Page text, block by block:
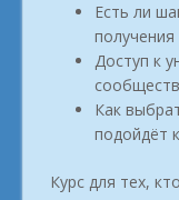
Есть ли
Доступ к
Как
подойдёт
Курс для тех,